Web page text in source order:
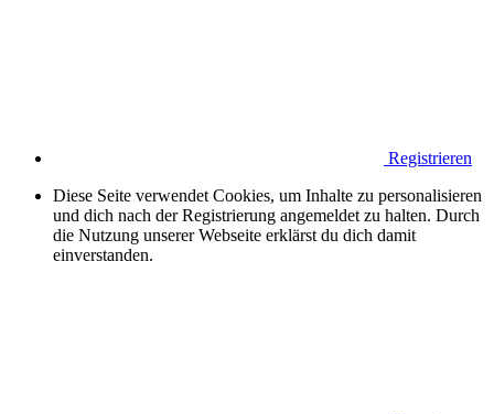
Registrieren
Diese Seite verwendet Cookies, um Inhalte zu personalisieren
und dich nach der Registrierung angemeldet zu halten. Durch
die Nutzung unserer Webseite erklärst du dich damit
einverstanden.